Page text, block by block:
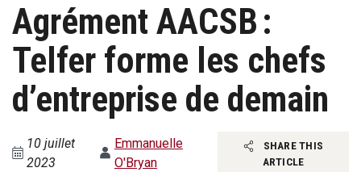
Agrément AACSB :
Telfer forme les chefs
d’entreprise de demain
10 juillet
2023
Emmanuelle
O'Bryan
SHARE THIS
ARTICLE